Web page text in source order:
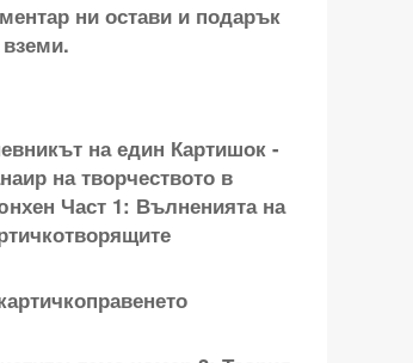
ни остави и подарък
на един Картишок -
на творчеството в
Част 1: Вълненията на